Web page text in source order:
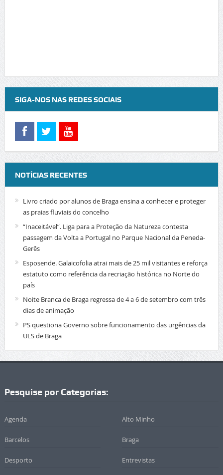
SIGA-NOS NAS REDES SOCIAIS
NOTÍCIAS RECENTES
Livro criado por alunos de Braga ensina a conhecer e proteger
as praias fluviais do concelho
“Inaceitável”. Liga para a Proteção da Natureza contesta
passagem da Volta a Portugal no Parque Nacional da Peneda-
Gerês
Esposende. Galaicofolia atrai mais de 25 mil visitantes e reforça
estatuto como referência da recriação histórica no Norte do
país
Noite Branca de Braga regressa de 4 a 6 de setembro com três
dias de animação
PS questiona Governo sobre funcionamento das urgências da
ULS de Braga
Pesquise por Categorias:
Agenda Alto Minho
Barcelos Braga
Desporto Entrevistas